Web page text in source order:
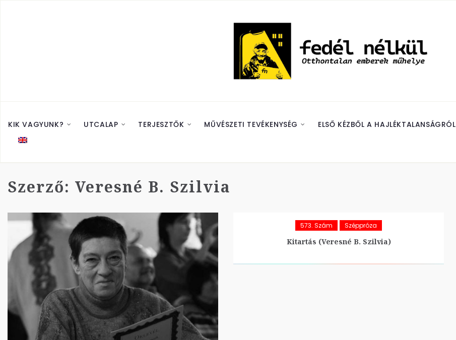
KIK VAGYUNK? UTCALAP TERJESZTŐK MŰVÉSZETI TEVÉKENYSÉG ELSŐ KÉZBŐL A HAJLÉKTALANSÁGRÓL
Szerző: Veresné B. Szilvia
573. Szám Széppróza
Kitartás (Veresné B. Szilvia)